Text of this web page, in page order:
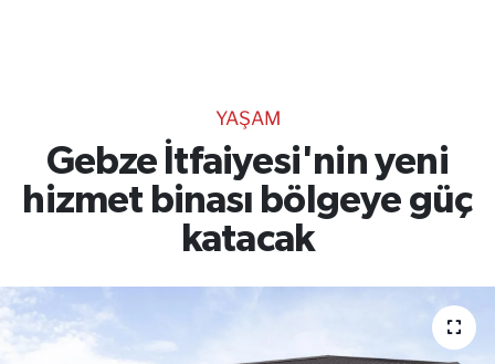
YAŞAM
Gebze İtfaiyesi'nin yeni
hizmet binası bölgeye güç
katacak
RESMİ İLANLAR
Gencsesfm Canlı Dinle